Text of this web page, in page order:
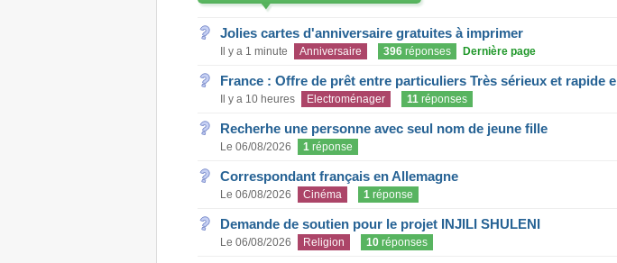
Jolies cartes d'anniversaire gratuites à imprimer
Il y a 1 minute Anniversaire 396réponses Dernière page
France : Offre de prêt entre particuliers Très sérieux et rapide e
Il y a 10 heures Electroménager 11réponses
Recherhe une personne avec seul nom de jeune fille
Le 06/08/2026 1réponse
Correspondant français en Allemagne
Le 06/08/2026 Cinéma 1réponse
Demande de soutien pour le projet INJILI SHULENI
Le 06/08/2026 Religion 10réponses